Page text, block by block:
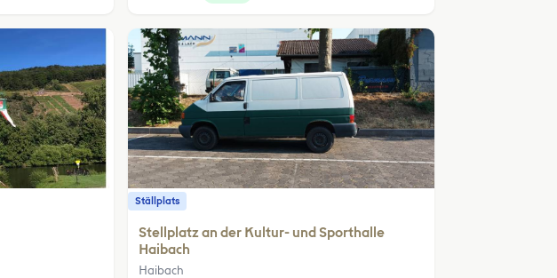
Ställplats
Stellplatz an der Kultur- und Sporthalle
Haibach
Haibach